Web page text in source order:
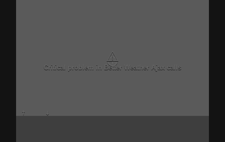
⚠
Critical problem in Better Weather Ajax calls